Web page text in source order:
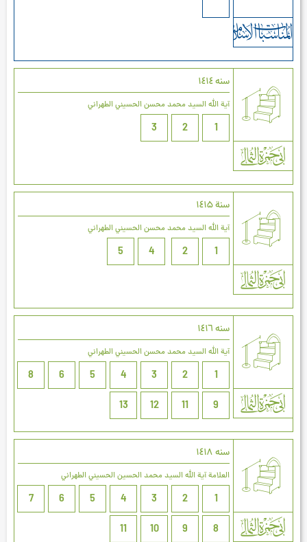
سنه ۱٤۱٤
آية الله السيد محمد محسن الحسيني الطهراني
1
2
3
سنة ۱٤۱۵
آية الله السيد محمد محسن الحسيني الطهراني
1
2
4
5
سنه ۱٤۱٦
آية الله السيد محمد محسن الحسيني الطهراني
1
2
3
4
5
6
8
9
11
12
13
سنه ۱٤۱۸
العلامة آیة الله السيد محمد الحسين الحسيني الطهراني
1
2
3
4
5
6
7
8
9
10
11